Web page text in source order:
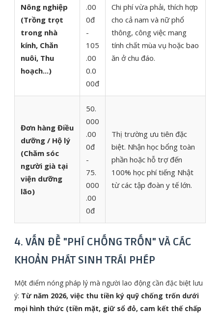
Nông nghiệp
(Trồng trọt
trong nhà
kính, Chăn
nuôi, Thu
hoạch...)
.00
0đ
-
105
.00
0.0
00đ
Chi phí vừa phải, thích hợp
cho cả nam và nữ phổ
thông, công việc mang
tính chất mùa vụ hoặc bao
ăn ở chu đáo.
Đơn hàng Điều
dưỡng / Hộ lý
(Chăm sóc
người già tại
viện dưỡng
lão)
50.
000
.00
0đ
-
75.
000
.00
0đ
Thị trường ưu tiên đặc
biệt. Nhận học bổng toàn
phần hoặc hỗ trợ đến
100% học phí tiếng Nhật
từ các tập đoàn y tế lớn.
4. VẤN ĐỀ "PHÍ CHỐNG TRỐN" VÀ CÁC
KHOẢN PHÁT SINH TRÁI PHÉP
Một điểm nóng pháp lý mà người lao động cần đặc biệt lưu
ý: Từ năm 2026, việc thu tiền ký quỹ chống trốn dưới
mọi hình thức (tiền mặt, giữ sổ đỏ, cam kết thế chấp